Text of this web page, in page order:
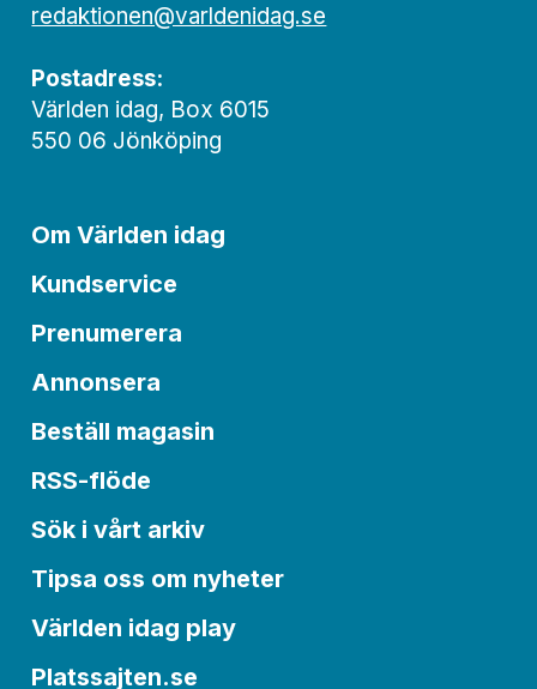
redaktionen@varldenidag.se
Postadress:
Världen idag, Box 6015
550 06 Jönköping
Om Världen idag
Kundservice
Prenumerera
Annonsera
Beställ magasin
RSS-flöde
Sök i vårt arkiv
Tipsa oss om nyheter
Världen idag play
Platssajten.se